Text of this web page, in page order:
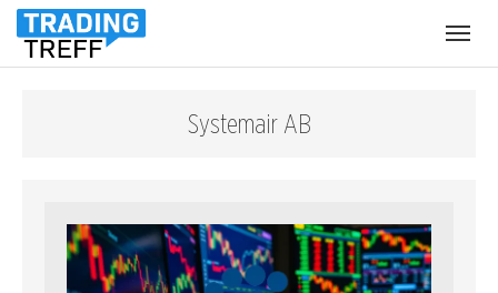
Systemair AB